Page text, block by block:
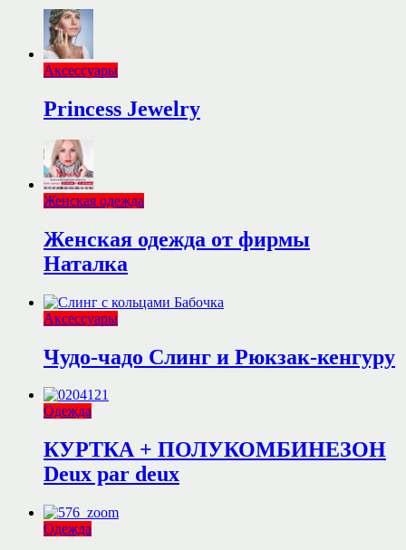
Аксессуары
Princess Jewelry
Женская одежда
Женская одежда от фирмы
Наталка
Аксессуары
Чудо-чадо Слинг и Рюкзак-кенгуру
Одежда
КУРТКА + ПОЛУКОМБИНЕЗОН
Deux par deux
Одежда